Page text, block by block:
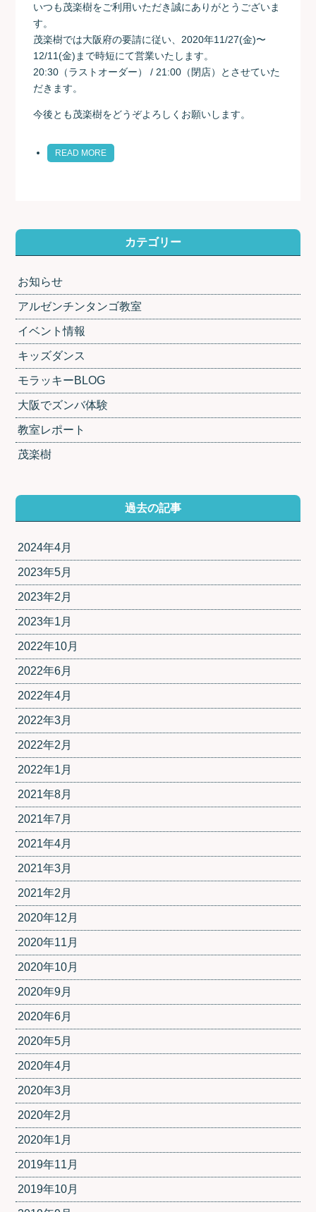
いつも茂楽樹をご利用いただき誠にありがとうございま
す。
茂楽樹では大阪府の要請に従い、2020年11/27(金)〜
12/11(金)まで時短にて営業いたします。
20:30（ラストオーダー） / 21:00（閉店）とさせていた
だきます。
今後とも茂楽樹をどうぞよろしくお願いします。
READ MORE
カテゴリー
お知らせ
アルゼンチンタンゴ教室
イベント情報
キッズダンス
モラッキーBLOG
大阪でズンバ体験
教室レポート
茂楽樹
過去の記事
2024年4月
2023年5月
2023年2月
2023年1月
2022年10月
2022年6月
2022年4月
2022年3月
2022年2月
2022年1月
2021年8月
2021年7月
2021年4月
2021年3月
2021年2月
2020年12月
2020年11月
2020年10月
2020年9月
2020年6月
2020年5月
2020年4月
2020年3月
2020年2月
2020年1月
2019年11月
2019年10月